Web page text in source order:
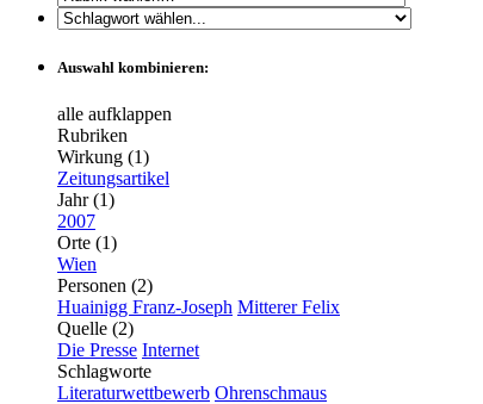
Auswahl kombinieren:
alle aufklappen
Rubriken
Wirkung (1)
Zeitungsartikel
Jahr (1)
2007
Orte (1)
Wien
Personen (2)
Huainigg Franz-Joseph Mitterer Felix
Quelle (2)
Die Presse Internet
Schlagworte
Literaturwettbewerb Ohrenschmaus